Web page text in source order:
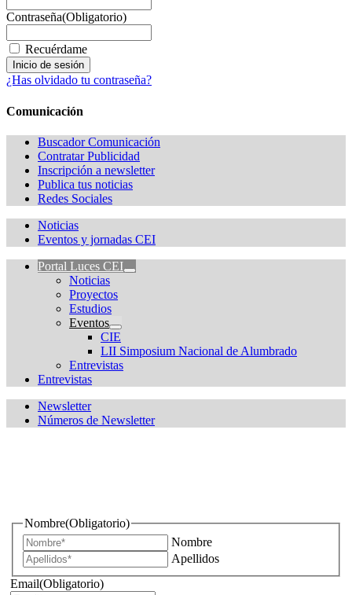
Contraseña(Obligatorio)
Recuérdame
¿Has olvidado tu contraseña?
Comunicación
Buscador Comunicación
Contratar Publicidad
Inscripción a newsletter
Publica tus noticias
Redes Sociales
Noticias
Eventos y jornadas CEI
Portal Luces CEI
Noticias
Proyectos
Estudios
Eventos
CIE
LII Simposium Nacional de Alumbrado
Entrevistas
Entrevistas
Newsletter
Números de Newsletter
Nombre(Obligatorio)
Nombre
Apellidos
Email(Obligatorio)